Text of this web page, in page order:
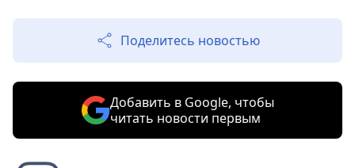
Поделитесь новостью
Добавить в Google, чтобы
читать новости первым